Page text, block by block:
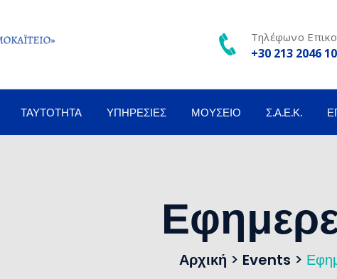
Τηλέφωνο
+30 213 2046
ΤΑΥΤΌΤΗΤΑ ΥΠΗΡΕΣΊΕΣ ΜΟΥΣΕΊΟ Σ.Α.Ε.Κ.
Αρχική > Events >